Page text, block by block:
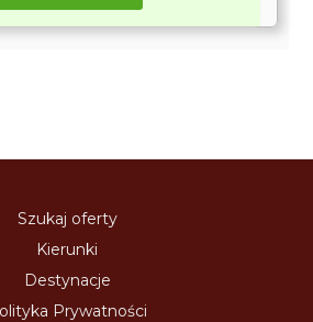
Szukaj oferty
Kierunki
Destynacje
Prywatności